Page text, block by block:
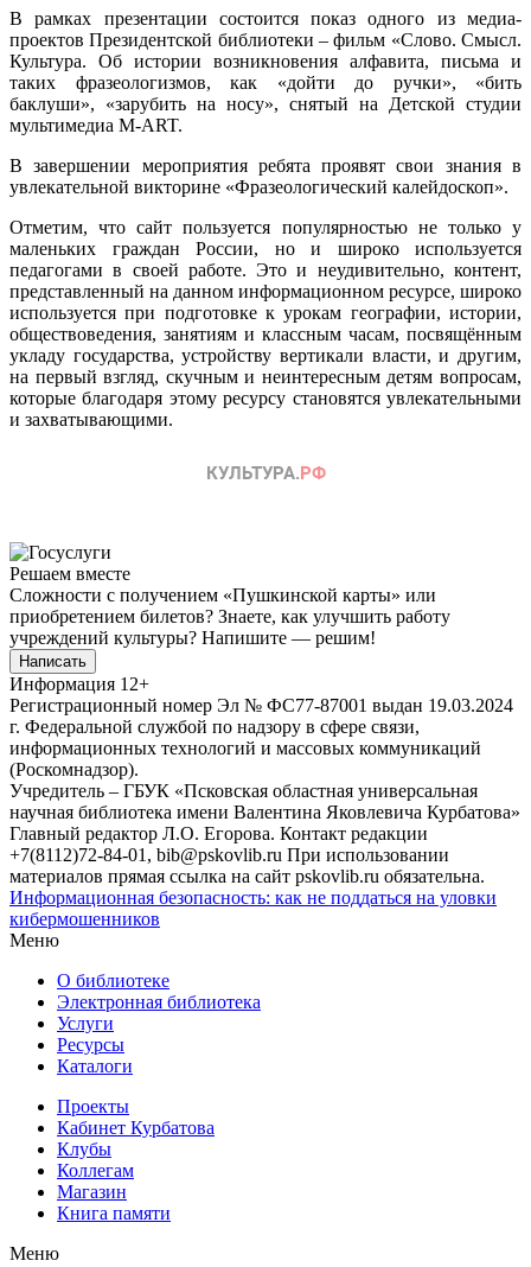
В рамках презентации состоится показ одного из медиа-
проектов Президентской библиотеки – фильм «Слово. Смысл.
Культура. Об истории возникновения алфавита, письма и
таких фразеологизмов, как «дойти до ручки», «бить
баклуши», «зарубить на носу», снятый на Детской студии
мультимедиа М-ART.
В завершении мероприятия ребята проявят свои знания в
увлекательной викторине «Фразеологический калейдоскоп».
Отметим, что сайт пользуется популярностью не только у
маленьких граждан России, но и широко используется
педагогами в своей работе. Это и неудивительно, контент,
представленный на данном информационном ресурсе, широко
используется при подготовке к урокам географии, истории,
обществоведения, занятиям и классным часам, посвящённым
укладу государства, устройству вертикали власти, и другим,
на первый взгляд, скучным и неинтересным детям вопросам,
которые благодаря этому ресурсу становятся увлекательными
и захватывающими.
Решаем вместе
Сложности с получением «Пушкинской карты» или
приобретением билетов? Знаете, как улучшить работу
учреждений культуры? Напишите — решим!
Написать
Информация 12+
Регистрационный номер Эл № ФС77-87001 выдан 19.03.2024
г. Федеральной службой по надзору в сфере связи,
информационных технологий и массовых коммуникаций
(Роскомнадзор).
Учредитель – ГБУК «Псковская областная универсальная
научная библиотека имени Валентина Яковлевича Курбатова»
Главный редактор Л.О. Егорова. Контакт редакции
+7(8112)72-84-01, bib@pskovlib.ru При использовании
материалов прямая ссылка на сайт pskovlib.ru обязательна.
Информационная безопасность: как не поддаться на уловки
кибермошенников
Меню
О библиотеке
Электронная библиотека
Услуги
Ресурсы
Каталоги
Проекты
Кабинет Курбатова
Клубы
Коллегам
Магазин
Книга памяти
Меню